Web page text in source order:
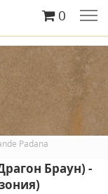
0
Padana
Браун) -